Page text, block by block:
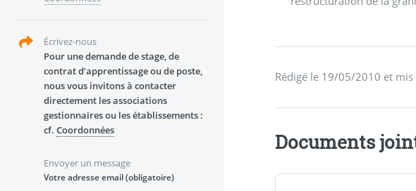
Rédigé le
Documents
Écrivez-nous
Pour une demande de stage, de
contrat d’apprentissage ou de poste,
nous vous invitons à contacter
directement les associations
gestionnaires ou les établissements :
cf. Coordonnées
Envoyer un message
Votre adresse email(obligatoire)